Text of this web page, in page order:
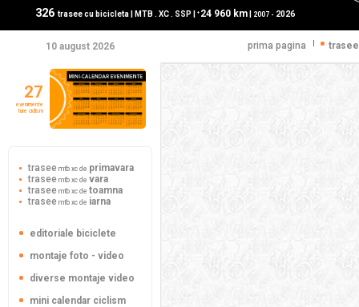
326 trasee cu bicicleta | MTB . XC . SSP | + 24 960 km| 2007 - 2026
10 august 2026 prima pagina
27
evenimente
ture ciclism
trasee mtb xc de primavara
trasee mtb xc de vara
trasee mtb xc de toamna
trasee mtb xc de iarna
editoriale biciclete
montaje foto - video
diverse montaje video
mini calendar ciclism